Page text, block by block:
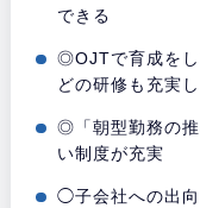
できる
◎OJTで育成をし
どの研修も充実
◎「朝型勤務の
い制度が充実
◯子会社への出